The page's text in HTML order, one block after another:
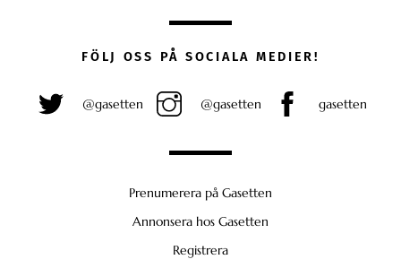
FÖLJ OSS PÅ SOCIALA MEDIER!
@gasetten @gasetten gasetten
Prenumerera på Gasetten
Annonsera hos Gasetten
Registrera